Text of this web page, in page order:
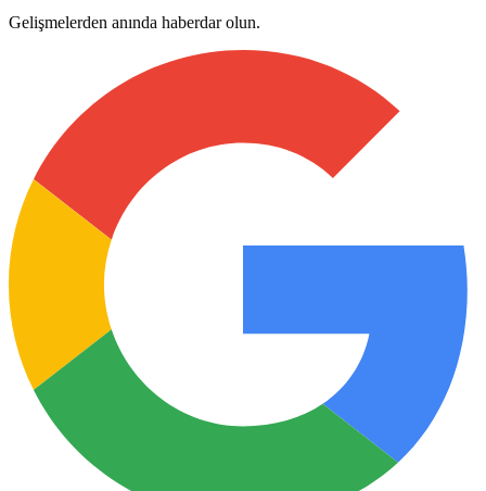
Gelişmelerden anında haberdar olun.